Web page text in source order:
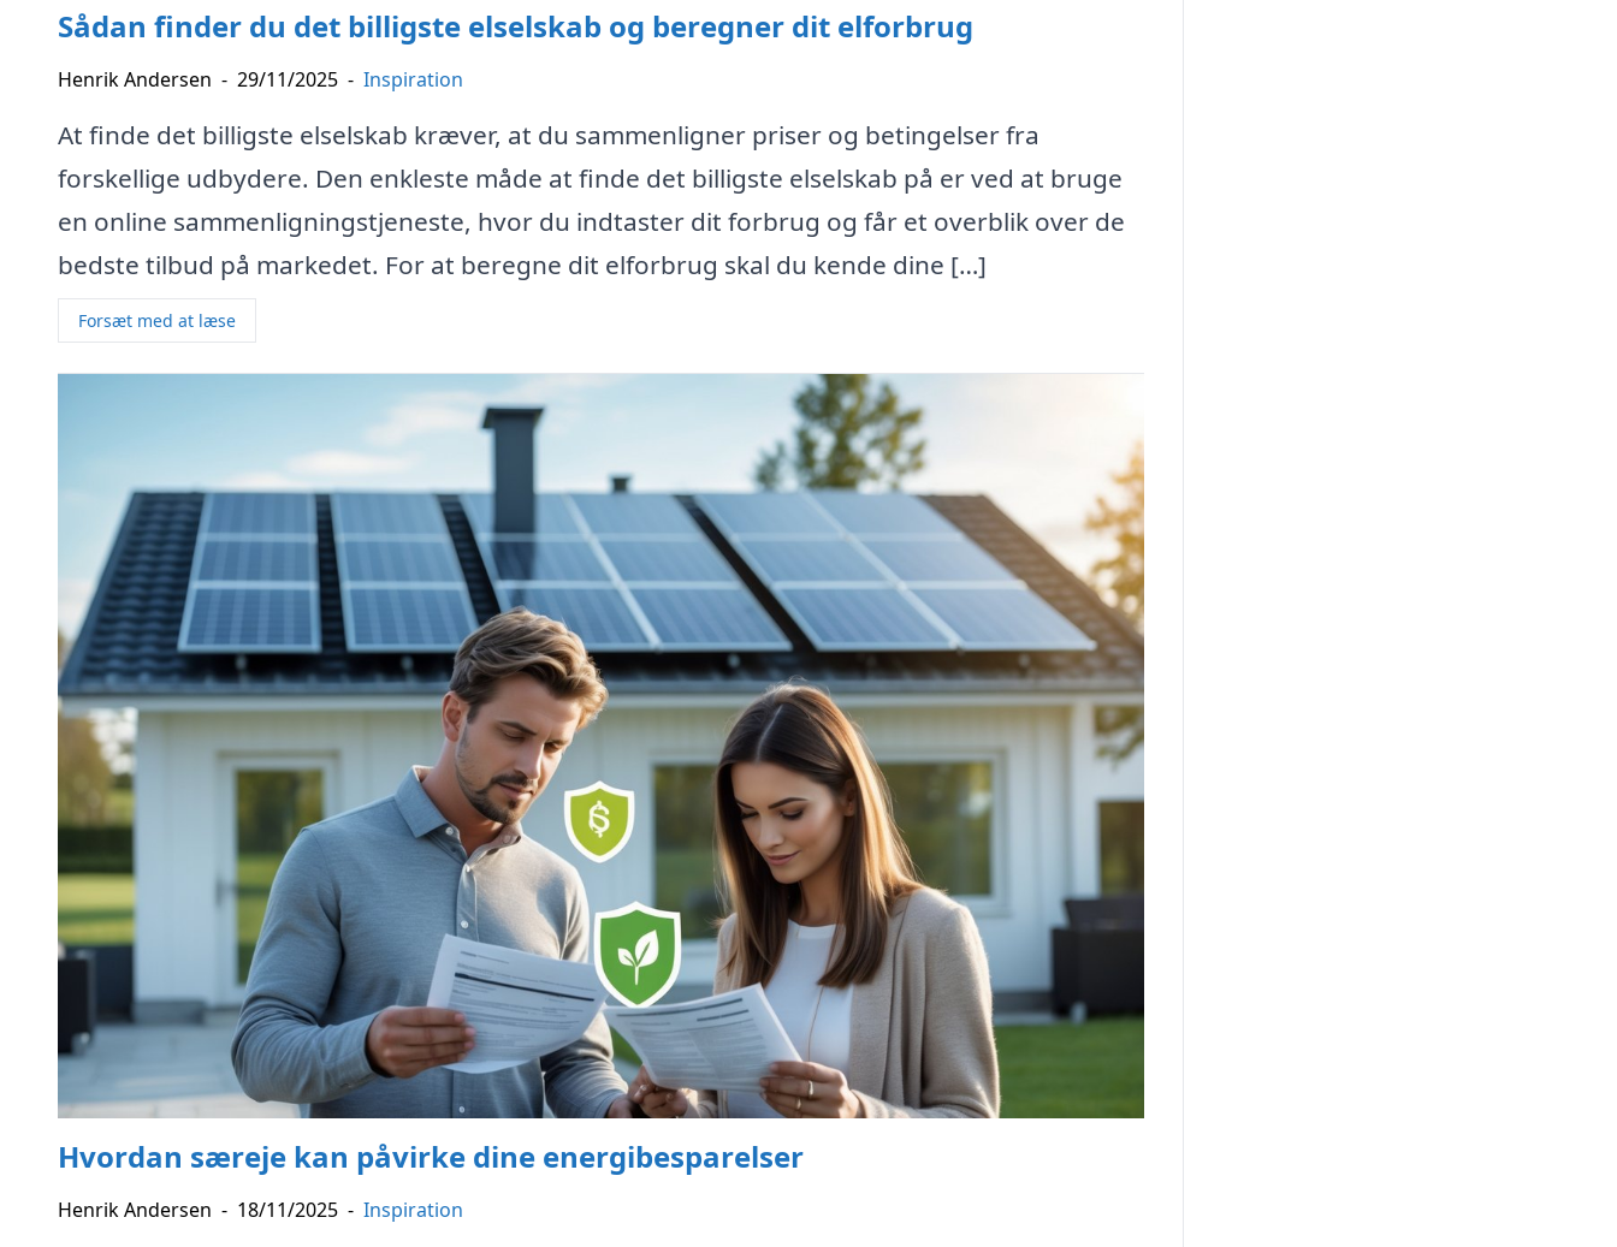
Sådan finder du det billigste elselskab og beregner dit elforbrug
Henrik Andersen - 29/11/2025 - Inspiration
At finde det billigste elselskab kræver, at du sammenligner priser og betingelser fra
forskellige udbydere. Den enkleste måde at finde det billigste elselskab på er ved at bruge
en online sammenligningstjeneste, hvor du indtaster dit forbrug og får et overblik over de
bedste tilbud på markedet. For at beregne dit elforbrug skal du kende dine […]
Forsæt med at læse
Hvordan særeje kan påvirke dine energibesparelser
Henrik Andersen - 18/11/2025 - Inspiration